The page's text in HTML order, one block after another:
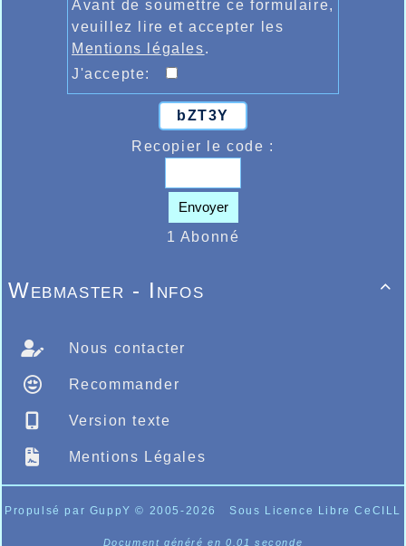
Avant de soumettre ce formulaire,
veuillez lire et accepter les
Mentions légales.
J'accepte:
bZT3Y
Recopier le code :
Envoyer
1 Abonné

Webmaster - Infos
Nous contacter
Recommander
Version texte
Mentions Légales
Propulsé par GuppY© 2005-2026 Sous Licence Libre CeCILL
Document généré en 0.01 seconde